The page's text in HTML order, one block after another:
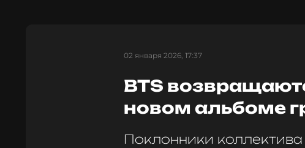
02 января 2026, 17:37
BTS
новом альбоме
Поклонники